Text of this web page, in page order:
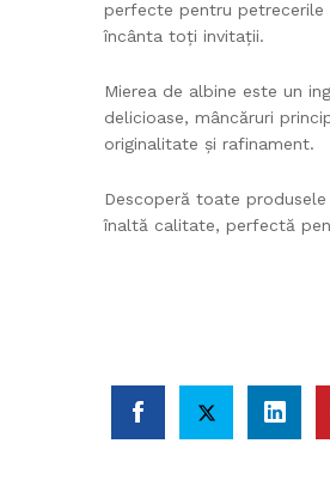
perfecte pentru
încânta toți invitații.
Mierea de albine este un
delicioase, mâncăruri
originalitate și rafinament.
Descoperă toate
înaltă calitate, perfectă